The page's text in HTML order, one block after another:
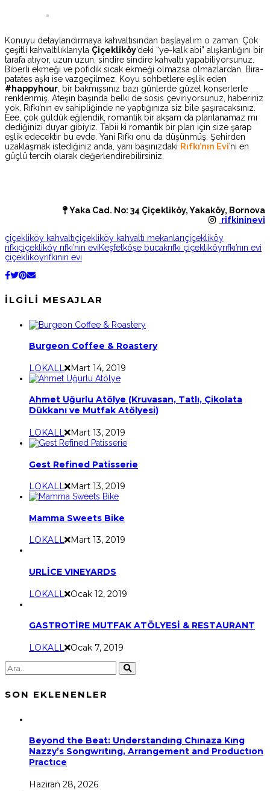
Konuyu detaylandırmaya kahvaltısından başlayalım o zaman. Çok
çeşitli kahvaltılıklarıyla Çiçekliköy’deki “ye-kalk abi” alışkanlığını bir
tarafa atıyor, uzun uzun, sindire sindire kahvaltı yapabiliyorsunuz.
Biberli ekmeği ve pofidik sıcak ekmeği olmazsa olmazlardan. Bira-
patates aşkı ise vazgeçilmez. Koyu sohbetlere eşlik eden
#happyhour , bir bakmışsınız bazı günlerde güzel konserlerle
renklenmiş. Ateşin başında belki de sosis çeviriyorsunuz, haberiniz
yok. Rıfkı’nın ev sahipliğinde ne yaptığınıza siz bile şaşıracaksınız.
Eee, çok güldük eğlendik, romantik bir akşam da planlanamaz mı
dediğinizi duyar gibiyiz. Tabii ki romantik bir plan için size şarap
eşlik edecektir bu evde. Yani Rıfkı onu da düşünmüş. Şehirden
uzaklaşmak istediğiniz anda, yanı başınızdaki Rıfkı’nın Evi’ni en
güçlü tercih olarak değerlendirebilirsiniz.
Yaka Cad. No: 34 Çiçekliköy, Yakaköy, Bornova
rifkininevi
çiçekliköy kahvaltıçiçekliköy kahvaltı mekanlarıçiçekliköy
rıfkıçiçekliköy rıfkı’nın eviKeşfetköşe bucakrıfkı çiçekliköyrıfkı’nın evi
çiçekliköyrıfkının evi
İLGILI MESAJLAR
Burgeon Coffee & Roastery
LOKALL Mart 14, 2019
Ahmet Uğurlu Atölye (Kruvasan, Tatlı, Çikolata
Dükkanı ve Mutfak Atölyesi)
LOKALL Mart 13, 2019
Gest Refined Patisserie
LOKALL Mart 13, 2019
Mamma Sweets Bike
LOKALL Mart 13, 2019
URLİCE VINEYARDS
LOKALL Ocak 12, 2019
GASTROTİRE MUTFAK ATÖLYESİ & RESTAURANT
LOKALL Ocak 7, 2019
SON EKLENENLER
Beyond the Beat: Understandıng Chınaza Kıng
Nazzy’s Songwrıtıng, Arrangement and Productıon
Practıce
Haziran 28, 2026